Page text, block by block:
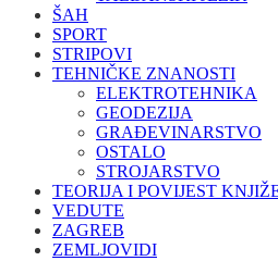
ŠAH
SPORT
STRIPOVI
TEHNIČKE ZNANOSTI
ELEKTROTEHNIKA
GEODEZIJA
GRAĐEVINARSTVO
OSTALO
STROJARSTVO
TEORIJA I POVIJEST
VEDUTE
ZAGREB
ZEMLJOVIDI